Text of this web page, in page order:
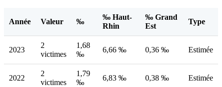
Année Valeur ‰
‰ Haut-
Rhin
‰ Grand
Est
Type
2023
2
victimes
1,68
‰
6,66 ‰ 0,36 ‰ Estimée
2022
2
victimes
1,79
‰
6,83 ‰ 0,38 ‰ Estimée